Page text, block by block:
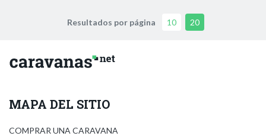
Resultados por página 10 20
MAPA DEL SITIO
COMPRAR UNA CARAVANA